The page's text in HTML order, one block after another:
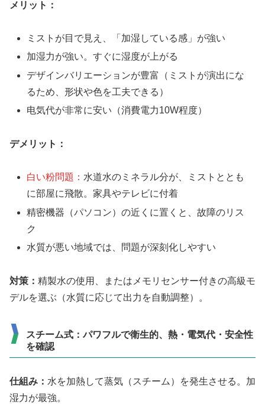
メリット：
ミストが目で見え、「加湿している感」が強い
加湿力が強い。すぐに湿度が上がる
デザインバリエーションが豊富（ミストが演出にな
るため、形状や色を工夫できる）
电気代が非常に安い（消費電力10W程度）
デメリット：
白い粉問題：水道水のミネラル分が、ミストととも
に部屋に飛散。家具やテレビに付着
精密機器（パソコン）の近くに置くと、故障のリス
ク
水質が悪い地域では、問題が深刻化しやすい
対策： 精製水の使用、またはメモリセンサー付きの高級モ
デルを選ぶ（水質に応じて出力を自動調整）。
スチーム式：パワフルで衛生的、熱・電気代・安全性
を確認
仕組み： 水を加熱して蒸気（スチーム）を発生させる。加
湿力が最強。